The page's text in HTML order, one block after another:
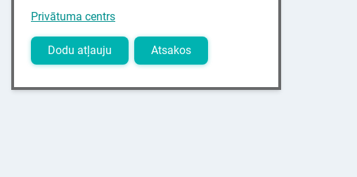
Privātuma centrs
Dodu atļauju Atsakos